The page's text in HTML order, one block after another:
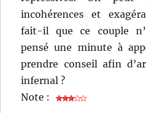
incohérences et
fait-il que ce couple
pensé une minute à
prendre conseil afin
infernal ?
Note :